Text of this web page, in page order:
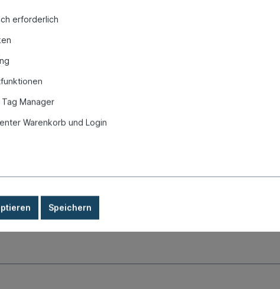
auf Km/h, 911, 75-83"
erforderlich
Manager
Warenkorb und Login
Speichern